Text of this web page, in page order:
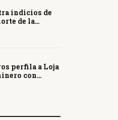
indicios de
de la
perfila a Loja
con